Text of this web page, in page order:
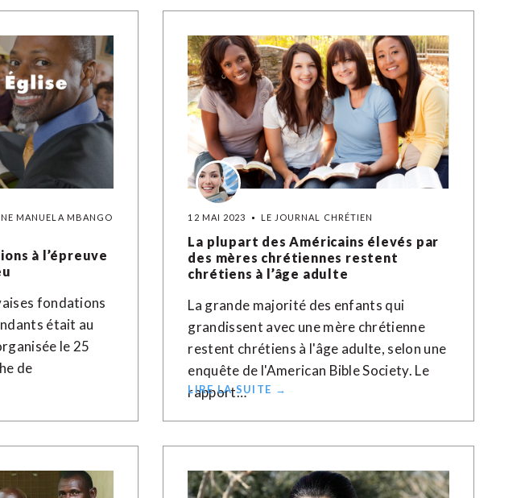
MANUELA MBANGO
à l’épreuve
fondations
était au
le 25
de
12 MAI 2023 LE JOURNAL CHRÉTIEN
La plupart des Américains élevés par
des mères chrétiennes restent
chrétiens à l’âge adulte
La grande majorité des enfants qui
grandissent avec une mère chrétienne
restent chrétiens à l'âge adulte, selon une
enquête de l'American Bible Society. Le
rapport…
LIRE LA SUITE →